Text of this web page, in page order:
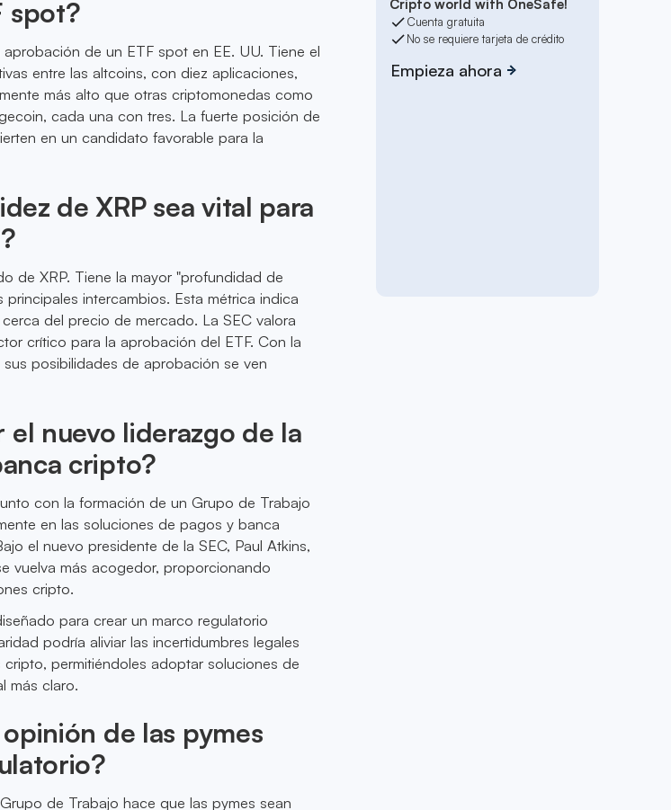
spot?
de un ETF spot en EE. UU. Tiene el
entre las altcoins, con diez aplicaciones,
más alto que otras criptomonedas como
cada una con tres. La fuerte posición de
en un candidato favorable para la
de XRP sea vital para
de XRP. Tiene la mayor "profundidad de
intercambios. Esta métrica indica
del precio de mercado. La SEC valora
crítico para la aprobación del ETF. Con la
posibilidades de aprobación se ven
nuevo liderazgo de la
cripto?
con la formación de un Grupo de Trabajo
en las soluciones de pagos y banca
el nuevo presidente de la SEC, Paul Atkins,
vuelva más acogedor, proporcionando
cripto.
para crear un marco regulatorio
podría aliviar las incertidumbres legales
permitiéndoles adoptar soluciones de
más claro.
de las pymes
de Trabajo hace que las pymes sean
Cripto world with OneSafe!
Cuenta gratuita
No se requiere tarjeta de crédito
Empieza ahora